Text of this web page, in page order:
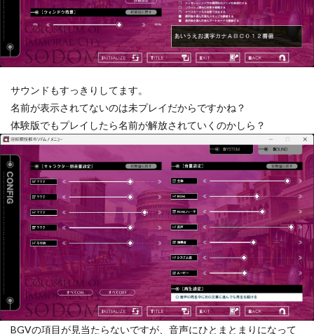
サウンドもすっきりしてます。
名前が表示されてないのは未プレイだからですかね？
体験版でもプレイしたら名前が解放されていくのかしら？
BGVの項目が見当たらないですが、音声にひとまとまりになって